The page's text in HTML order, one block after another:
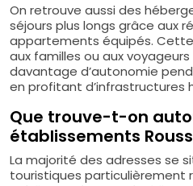
On retrouve aussi des
séjours plus longs grâce aux
appartements équipés.
aux familles ou aux
davantage d’autonomie
en profitant d’infrastructures
Que trouve-t-on
établissements
La majorité des adresses se
touristiques particulièrement